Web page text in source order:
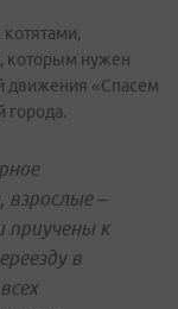
которым нужен
движения «Спасем
города.
взрослые –
приучены к
в